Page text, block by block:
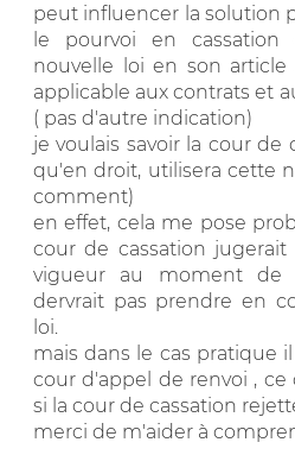
peut influencer la solution
le pourvoi en cassation
nouvelle loi en son
applicable aux contrats et
( pas d'autre indication)
je voulais savoir la cour de
qu'en droit, utilisera cette
comment)
en effet, cela me pose
cour de cassation
vigueur au moment de
dervrait pas prendre en
loi.
mais dans le cas pratique
cour d'appel de renvoi ,
si la cour de cassation
merci de m'aider à